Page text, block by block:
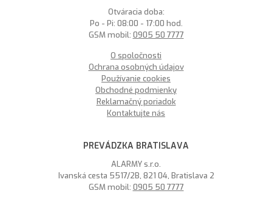
Otváracia doba:
Po - Pi: 08:00 - 17:00 hod.
GSM mobil: 0905 50 7777
O spoločnosti
Ochrana osobných údajov
Používanie cookies
Obchodné podmienky
Reklamačný poriadok
Kontaktujte nás
PREVÁDZKA BRATISLAVA
ALARMY s.r.o.
Ivanská cesta 5517/2B, 821 04, Bratislava 2
GSM mobil: 0905 50 7777